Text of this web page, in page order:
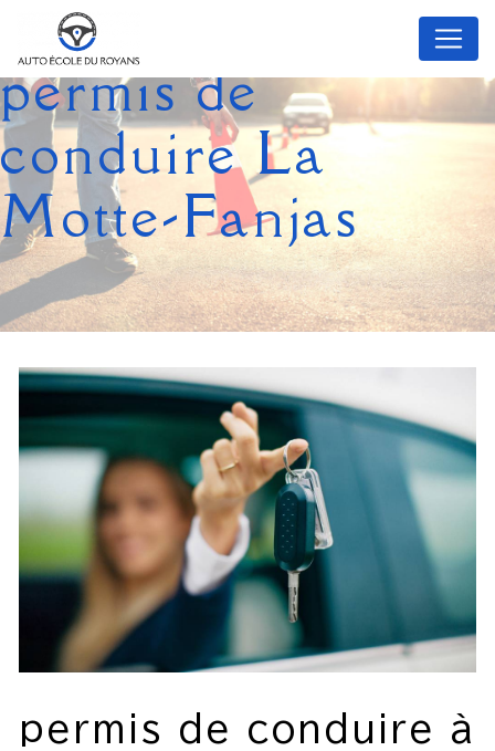
permis de
conduire La
Motte-Fanjas
permis de conduire à
Panneau de gestion des cookies